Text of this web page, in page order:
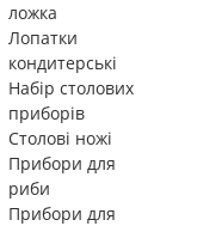
ложка
Лопатки
кондитерські
Набір столових
приборів
Столові ножі
Прибори для
риби
Прибори для